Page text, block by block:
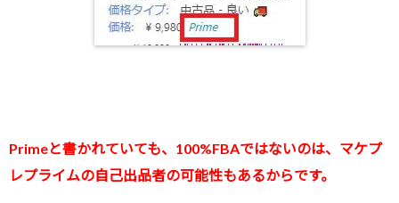
Primeと書かれていても、100%FBAではないのは、マケプ
レプライムの自己出品者の可能性もあるからです。